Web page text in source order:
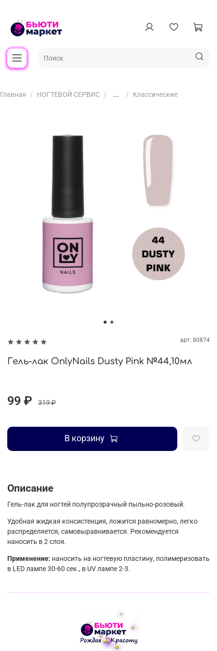
Главная НОГТЕВОЙ СЕРВИС ... Классические
арт. 80874
Гель-лак OnlyNails Dusty Pink №44,10мл
99 ₽ 319 ₽
В корзину
Описание
Гель-лак для ногтей полупрозрачный пыльно-розовый.
Удобная жидкая консистенция, ложится равномерно, легко
распределяется, самовыравнивается. Рекомендуется
наносить в 2 слоя.
Применение: наносить на ногтевую пластину, полимеризовать
в LED лампе 30-60 сек., в UV лампе 2-3.